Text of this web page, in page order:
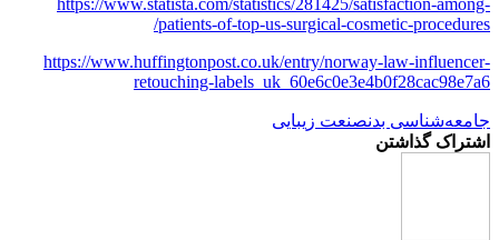
patients-of-top-us-surgical-cosmetic-procedures/
https://www.huffingtonpost.co.uk/entry/norway-law-influencer-
retouching-labels_uk_60e6c0e3e4b0f28cac98e7a6
جامعه‌شناسی بدنصنعت زیبایی
اشتراک گذاشتن